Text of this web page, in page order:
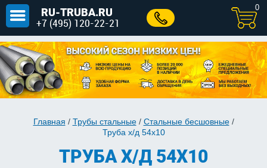
RU-TRUBA.RU
+7 (495) 120-22-21
0
Главная / Трубы стальные/ Стальные бесшовные/
Труба х/д 54x10
ТРУБА Х/Д 54X10